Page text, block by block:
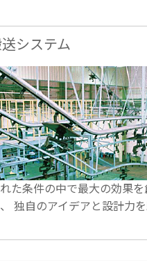
システム
た条件の中で最大の効果を
独自のアイデアと設計力